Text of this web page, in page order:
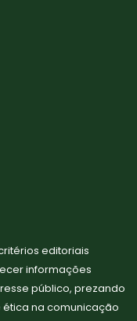
editoriais
informações
público, prezando
na comunicação